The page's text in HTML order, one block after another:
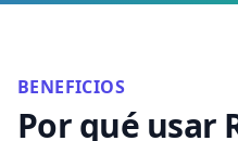
BENEFICIOS
Por qué usar